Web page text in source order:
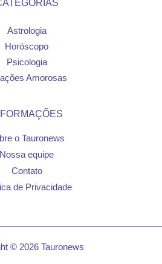
Astrologia
Horóscopo
Psicologia
Amorosas
o Tauronews
Nossa equipe
Contato
de Privacidade
© 2026 Tauronews